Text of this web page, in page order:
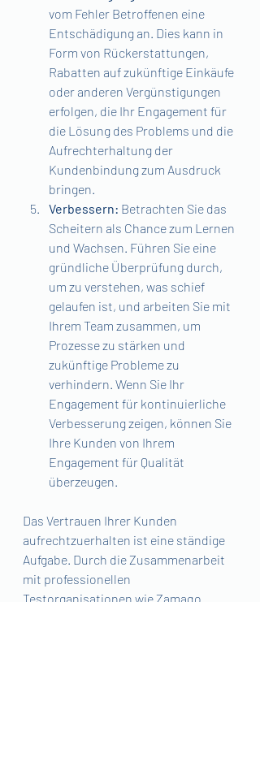
vom Fehler Betroffenen eine
Entschädigung an. Dies kann in
Form von Rückerstattungen,
Rabatten auf zukünftige Einkäufe
oder anderen Vergünstigungen
erfolgen, die Ihr Engagement für
die Lösung des Problems und die
Aufrechterhaltung der
Kundenbindung zum Ausdruck
bringen.
Verbessern: Betrachten Sie das
Scheitern als Chance zum Lernen
und Wachsen. Führen Sie eine
gründliche Überprüfung durch,
um zu verstehen, was schief
gelaufen ist, und arbeiten Sie mit
Ihrem Team zusammen, um
Prozesse zu stärken und
zukünftige Probleme zu
verhindern. Wenn Sie Ihr
Engagement für kontinuierliche
Verbesserung zeigen, können Sie
Ihre Kunden von Ihrem
Engagement für Qualität
überzeugen.
Das Vertrauen Ihrer Kunden
aufrechtzuerhalten ist eine ständige
Aufgabe. Durch die Zusammenarbeit
mit professionellen
Testorganisationen wie Zamaqo